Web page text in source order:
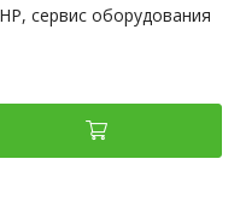
сервис оборудования